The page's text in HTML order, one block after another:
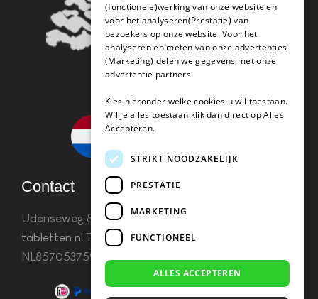
Contact
Udenseweg 8B 5405 PA Udeninfo(@)koffie-
tabletten.nl Tel. 085 782 5578KvK 67529623 Btw:
NL857053759B01
(functionele)werking van onze website en
voor het analyseren(Prestatie) van
bezoekers op onze website. Voor het
analyseren en meten van onze advertenties
(Marketing) delen we gegevens met onze
advertentie partners.
Kies hieronder welke cookies u wil toestaan.
Wil je alles toestaan klik dan direct op Alles
Accepteren.
STRIKT NOODZAKELIJK
PRESTATIE
MARKETING
FUNCTIONEEL
ALLES ACCEPTEREN